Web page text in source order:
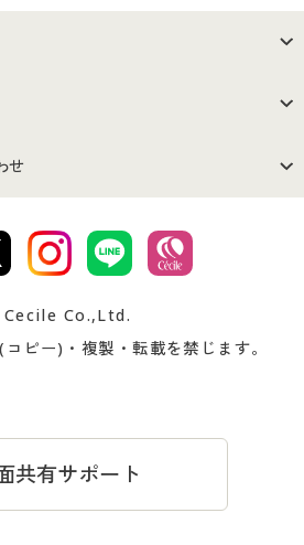
会社案内
サイトマップ
せ
お支払は
忘れの場合
Co.,Ltd.
ピー)・複製・転載を禁じます。
共有サポート